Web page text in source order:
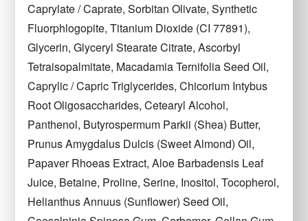
Caprylate / Caprate, Sorbitan Olivate, Synthetic
Fluorphlogopite, Titanium Dioxide (CI 77891),
Glycerin, Glyceryl Stearate Citrate, Ascorbyl
Tetraisopalmitate, Macadamia Ternifolia Seed Oil,
Caprylic / Capric Triglycerides, Chicorium Intybus
Root Oligosaccharides, Cetearyl Alcohol,
Panthenol, Butyrospermum Parkii (Shea) Butter,
Prunus Amygdalus Dulcis (Sweet Almond) Oil,
Papaver Rhoeas Extract, Aloe Barbadensis Leaf
Juice, Betaine, Proline, Serine, Inositol, Tocopherol,
Helianthus Annuus (Sunflower) Seed Oil,